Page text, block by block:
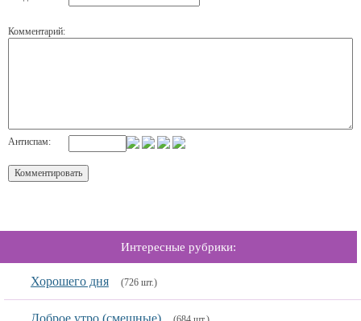
Комментарий:
Антиспам:
Интересные рубрики:
Хорошего дня (726 шт.)
Доброе утро (смешные)